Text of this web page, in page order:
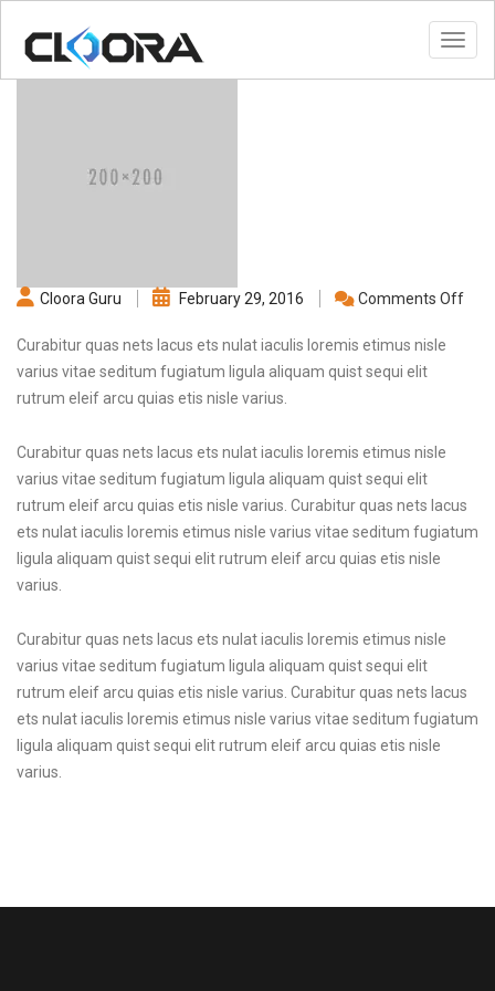
Cloora Guru February 29, 2016 Comments Offon
Curabitur quas nets lacus ets nulat iaculis loremis etimus nisle
varius vitae seditum fugiatum ligula aliquam quist sequi elit
rutrum eleif arcu quias etis nisle varius.
Curabitur quas nets lacus ets nulat iaculis loremis etimus nisle
varius vitae seditum fugiatum ligula aliquam quist sequi elit
rutrum eleif arcu quias etis nisle varius. Curabitur quas nets lacus
ets nulat iaculis loremis etimus nisle varius vitae seditum fugiatum
ligula aliquam quist sequi elit rutrum eleif arcu quias etis nisle
varius.
Curabitur quas nets lacus ets nulat iaculis loremis etimus nisle
varius vitae seditum fugiatum ligula aliquam quist sequi elit
rutrum eleif arcu quias etis nisle varius. Curabitur quas nets lacus
ets nulat iaculis loremis etimus nisle varius vitae seditum fugiatum
ligula aliquam quist sequi elit rutrum eleif arcu quias etis nisle
varius.